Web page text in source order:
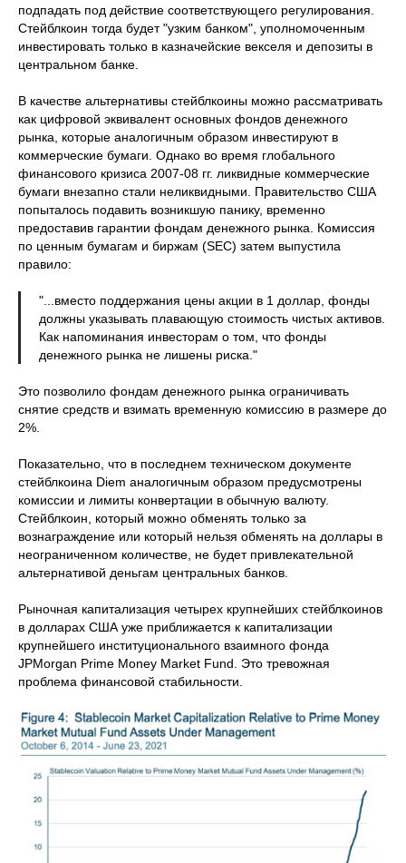
подпадать под действие соответствующего регулирования.
Стейблкоин тогда будет "узким банком", уполномоченным
инвестировать только в казначейские векселя и депозиты в
центральном банке.
В качестве альтернативы стейблкоины можно рассматривать
как цифровой эквивалент основных фондов денежного
рынка, которые аналогичным образом инвестируют в
коммерческие бумаги. Однако во время глобального
финансового кризиса 2007-08 гг. ликвидные коммерческие
бумаги внезапно стали неликвидными. Правительство США
попыталось подавить возникшую панику, временно
предоставив гарантии фондам денежного рынка. Комиссия
по ценным бумагам и биржам (SEC) затем выпустила
правило:
"...вместо поддержания цены акции в 1 доллар, фонды
должны указывать плавающую стоимость чистых активов.
Как напоминания инвесторам о том, что фонды
денежного рынка не лишены риска."
Это позволило фондам денежного рынка ограничивать
снятие средств и взимать временную комиссию в размере до
2%.
Показательно, что в последнем техническом документе
стейблкоина Diem аналогичным образом предусмотрены
комиссии и лимиты конвертации в обычную валюту.
Стейблкоин, который можно обменять только за
вознаграждение или который нельзя обменять на доллары в
неограниченном количестве, не будет привлекательной
альтернативой деньгам центральных банков.
Рыночная капитализация четырех крупнейших стейблкоинов
в долларах США уже приближается к капитализации
крупнейшего институционального взаимного фонда
JPMorgan Prime Money Market Fund. Это тревожная
проблема финансовой стабильности.